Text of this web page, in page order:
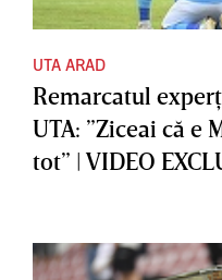
UTA ARAD
Remarcatul
UTA: ”Ziceai că e
tot” | VIDEO